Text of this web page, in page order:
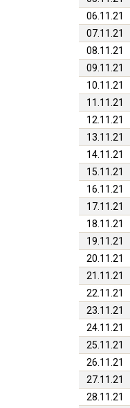
06.11.21
07.11.21
08.11.21
09.11.21
10.11.21
11.11.21
12.11.21
13.11.21
14.11.21
15.11.21
16.11.21
17.11.21
18.11.21
19.11.21
20.11.21
21.11.21
22.11.21
23.11.21
24.11.21
25.11.21
26.11.21
27.11.21
28.11.21